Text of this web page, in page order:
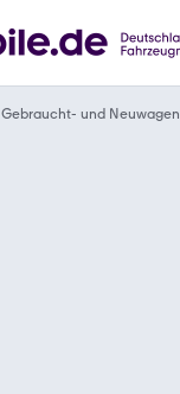
Gebraucht- und Neuwagen